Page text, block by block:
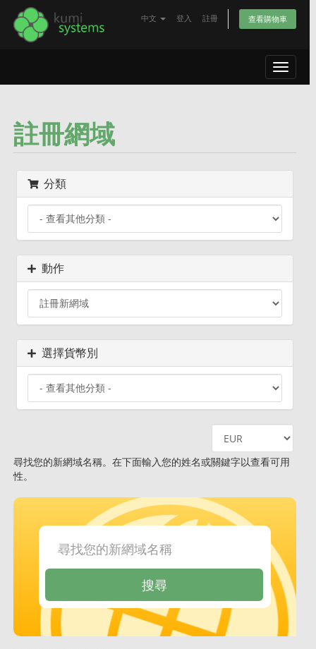
中文 登入 註冊 查看購物車
Toggle
註冊網域
分類
動作
選擇貨幣別
尋找您的新網域名稱。在下面輸入您的姓名或關鍵字以查看可用
性。
搜尋